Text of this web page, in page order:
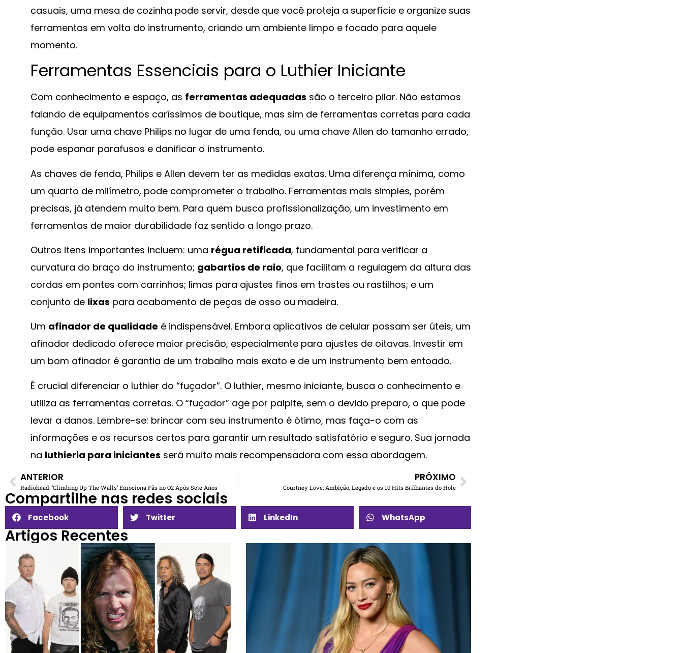
casuais, uma mesa de cozinha pode servir, desde que você proteja a superfície e organize suas
ferramentas em volta do instrumento, criando um ambiente limpo e focado para aquele
momento.
Ferramentas Essenciais para o Luthier Iniciante
Com conhecimento e espaço, as ferramentas adequadas são o terceiro pilar. Não estamos
falando de equipamentos caríssimos de boutique, mas sim de ferramentas corretas para cada
função. Usar uma chave Philips no lugar de uma fenda, ou uma chave Allen do tamanho errado,
pode espanar parafusos e danificar o instrumento.
As chaves de fenda, Philips e Allen devem ter as medidas exatas. Uma diferença mínima, como
um quarto de milímetro, pode comprometer o trabalho. Ferramentas mais simples, porém
precisas, já atendem muito bem. Para quem busca profissionalização, um investimento em
ferramentas de maior durabilidade faz sentido a longo prazo.
Outros itens importantes incluem: uma régua retificada, fundamental para verificar a
curvatura do braço do instrumento; gabartios de raio, que facilitam a regulagem da altura das
cordas em pontes com carrinhos; limas para ajustes finos em trastes ou rastilhos; e um
conjunto de lixas para acabamento de peças de osso ou madeira.
Um afinador de qualidade é indispensável. Embora aplicativos de celular possam ser úteis, um
afinador dedicado oferece maior precisão, especialmente para ajustes de oitavas. Investir em
um bom afinador é garantia de um trabalho mais exato e de um instrumento bem entoado.
É crucial diferenciar o luthier do “fuçador”. O luthier, mesmo iniciante, busca o conhecimento e
utiliza as ferramentas corretas. O “fuçador” age por palpite, sem o devido preparo, o que pode
levar a danos. Lembre-se: brincar com seu instrumento é ótimo, mas faça-o com as
informações e os recursos certos para garantir um resultado satisfatório e seguro. Sua jornada
na luthieria para iniciantes será muito mais recompensadora com essa abordagem.
ANTERIOR
Radiohead: ‘Climbing Up The Walls’ Emociona Fãs no O2 Após Sete Anos
PRÓXIMO
Courtney Love: Ambição, Legado e os 10 Hits Brilhantes do Hole
Compartilhe nas redes sociais​
Facebook Twitter LinkedIn WhatsApp
Artigos Recentes